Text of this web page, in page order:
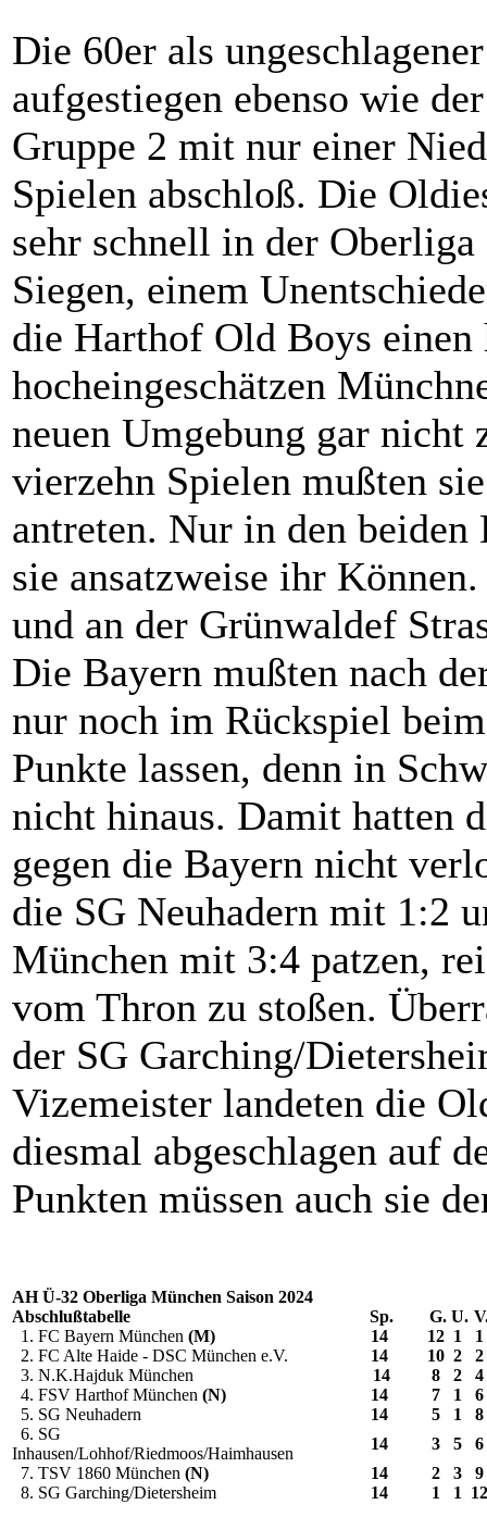
Die 60er als
aufgestiegen ebenso wie
Gruppe 2 mit nur einer
Spielen abschloß. Die
sehr schnell in der
Siegen, einem
die Harthof Old Boys
hocheingeschätzen
neuen Umgebung gar nicht
vierzehn Spielen mußten
antreten. Nur in den
sie ansatzweise ihr
und an der Grünwaldef
Die Bayern mußten nach
nur noch im Rückspiel
Punkte lassen, denn in
nicht hinaus. Damit hatten
gegen die Bayern nicht
die SG Neuhadern mit 1:2
München mit 3:4 patzen,
vom Thron zu stoßen.
der SG Garching/
Vizemeister landeten die
diesmal abgeschlagen auf
Punkten müssen auch sie
AH Ü-32 Oberliga München Saison 2024
Abschlußtabelle
Sp. G. U.
1. FC Bayern München (M) 14 12 1
1
2. FC Alte Haide - DSC München e.V.
14 10 2
2
3. N.K.Hajduk München
14 8 2
4
4. FSV Harthof München (N) 14 7 1
6
5. SG Neuhadern
14 5 1
8
6. SG
Inhausen/Lohhof/Riedmoos/Haimhausen
14 3 5
6
7. TSV 1860 München (N) 14 2 3
9
8. SG Garching/Dietersheim
14 1 1 12